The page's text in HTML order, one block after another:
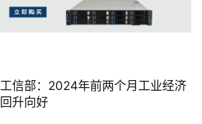
工信部：2024年前两个月工业经济
回升向好